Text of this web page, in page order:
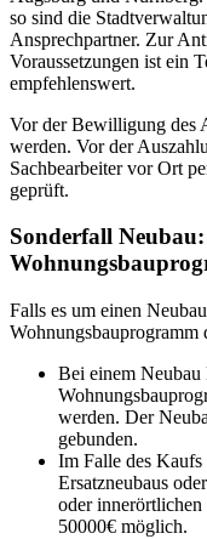
so sind die
Ansprechpartner. Zur
Voraussetzungen ist ein
empfehlenswert.
Vor der Bewilligung des
werden. Vor der
Sachbearbeiter vor Ort
geprüft.
Sonderfall Neubau:
Falls es um einen
Wohnungsbauprogramm
Bei einem
werden. Der
gebunden.
Im Falle des Kaufs
Ersatzneubaus
oder innerörtlichen
50000€ möglich.